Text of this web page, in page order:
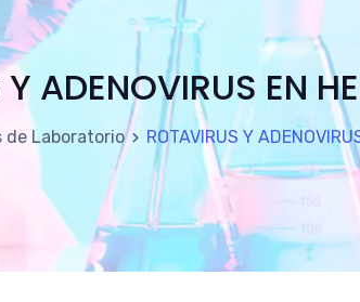
ADENOVIRUS EN
de Laboratorio ROTAVIRUS Y